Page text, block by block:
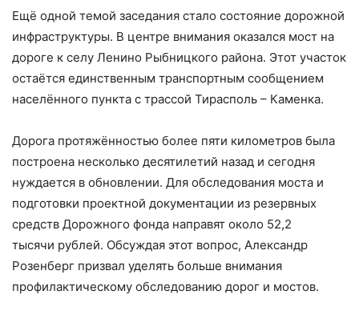
Ещё одной темой заседания стало состояние дорожной
инфраструктуры. В центре внимания оказался мост на
дороге к селу Ленино Рыбницкого района. Этот участок
остаётся единственным транспортным сообщением
населённого пункта с трассой Тирасполь – Каменка.
Дорога протяжённостью более пяти километров была
построена несколько десятилетий назад и сегодня
нуждается в обновлении. Для обследования моста и
подготовки проектной документации из резервных
средств Дорожного фонда направят около 52,2
тысячи рублей. Обсуждая этот вопрос, Александр
Розенберг призвал уделять больше внимания
профилактическому обследованию дорог и мостов.